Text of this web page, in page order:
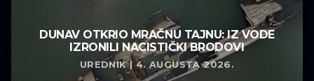
DUNAV OTKRIO MRAČNU TAJNU: IZ VODE
IZRONILI NACISTIČKI BRODOVI
UREDNIK | 4. AUGUSTA 2026.